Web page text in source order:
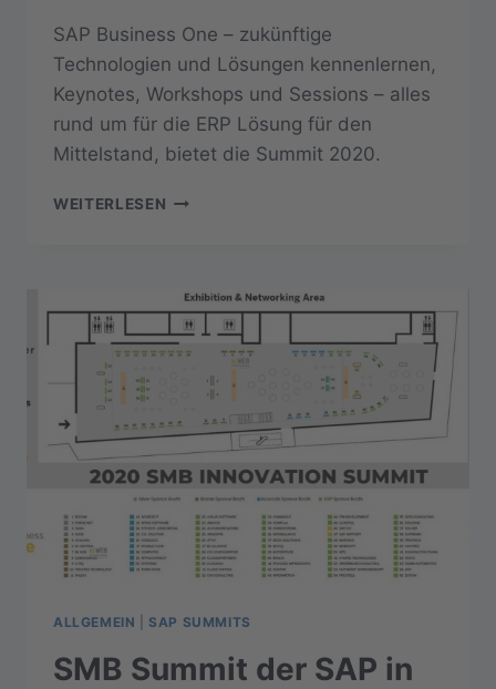
SAP Business One – zukünftige
Technologien und Lösungen kennenlernen,
Keynotes, Workshops und Sessions – alles
rund um für die ERP Lösung für den
Mittelstand, bietet die Summit 2020.
WEITERLESEN SAP
WIE
IST
DIE
ZUKUNFT?
ALLGEMEIN SAP SUMMITS
SMB Summit der SAP in